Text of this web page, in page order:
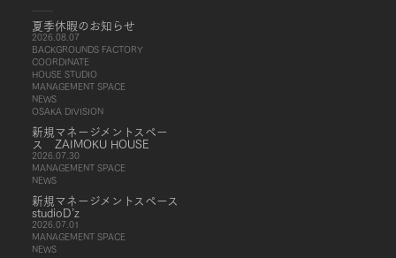
夏季休暇のお知らせ
2026.08.07
BACKGROUNDS FACTORY
COORDINATE
HOUSE STUDIO
MANAGEMENT SPACE
NEWS
OSAKA DIVISION
新規マネージメントスペー
ス ZAIMOKU HOUSE
2026.07.30
MANAGEMENT SPACE
NEWS
新規マネージメントスペース
studioD’z
2026.07.01
MANAGEMENT SPACE
NEWS